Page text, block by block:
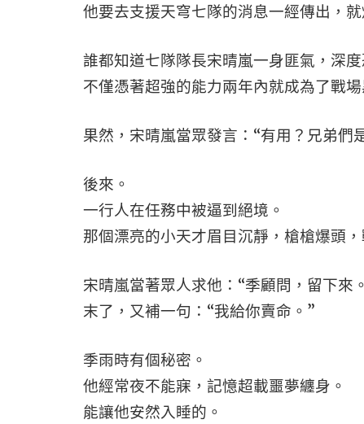
他要去支援天穹七隊的消息一經傳出，就
誰都知道七隊隊長宋晴嵐一身匪氣，深度
不僅憑著超強的能力兩年內就成為了戰
果然，宋晴嵐當眾發言：“有用？兄弟們
後來。
一行人在任務中被逼到絕境。
那個漂亮的小天才眉目沉靜，槍槍爆頭，
宋晴嵐當著眾人求他：“季顧問，留下來
末了，又補一句：“我給你賣命。”
季雨時有個秘密。
他經常夜不能寐，記憶超載噩夢纏身。
能讓他安然入睡的。